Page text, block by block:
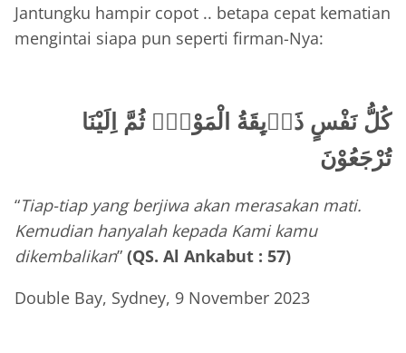
Jantungku hampir copot .. betapa cepat kematian
mengintai siapa pun seperti firman-Nya:
كُلُّ نَفْسٍ ذَاۤىِٕقَةُ الْمَوْتِۗ ثُمَّ اِلَيْنَا
تُرْجَعُوْنَ
“Tiap-tiap yang berjiwa akan merasakan mati.
Kemudian hanyalah kepada Kami kamu
dikembalikan” (QS. Al Ankabut : 57)
Double Bay, Sydney, 9 November 2023